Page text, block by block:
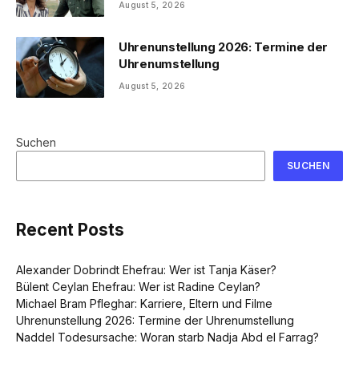
August 5, 2026
Uhrenunstellung 2026: Termine der
Uhrenumstellung
August 5, 2026
Suchen
SUCHEN
Recent Posts
Alexander Dobrindt Ehefrau: Wer ist Tanja Käser?
Bülent Ceylan Ehefrau: Wer ist Radine Ceylan?
Michael Bram Pfleghar: Karriere, Eltern und Filme
Uhrenunstellung 2026: Termine der Uhrenumstellung
Naddel Todesursache: Woran starb Nadja Abd el Farrag?